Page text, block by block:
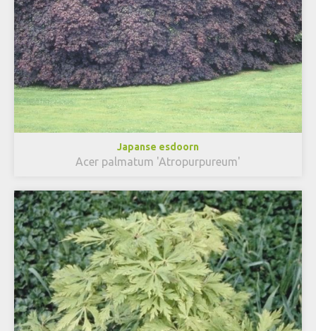
Japanse esdoorn
Acer palmatum 'Atropurpureum'